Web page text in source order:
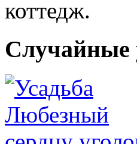
коттедж.
Случайные